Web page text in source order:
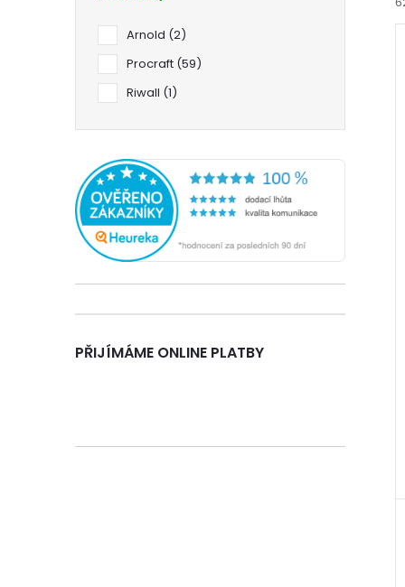
a
n
e
l
Arnold 2
Procraft 59
Riwall 1
PŘIJÍMÁME ONLINE PLATBY